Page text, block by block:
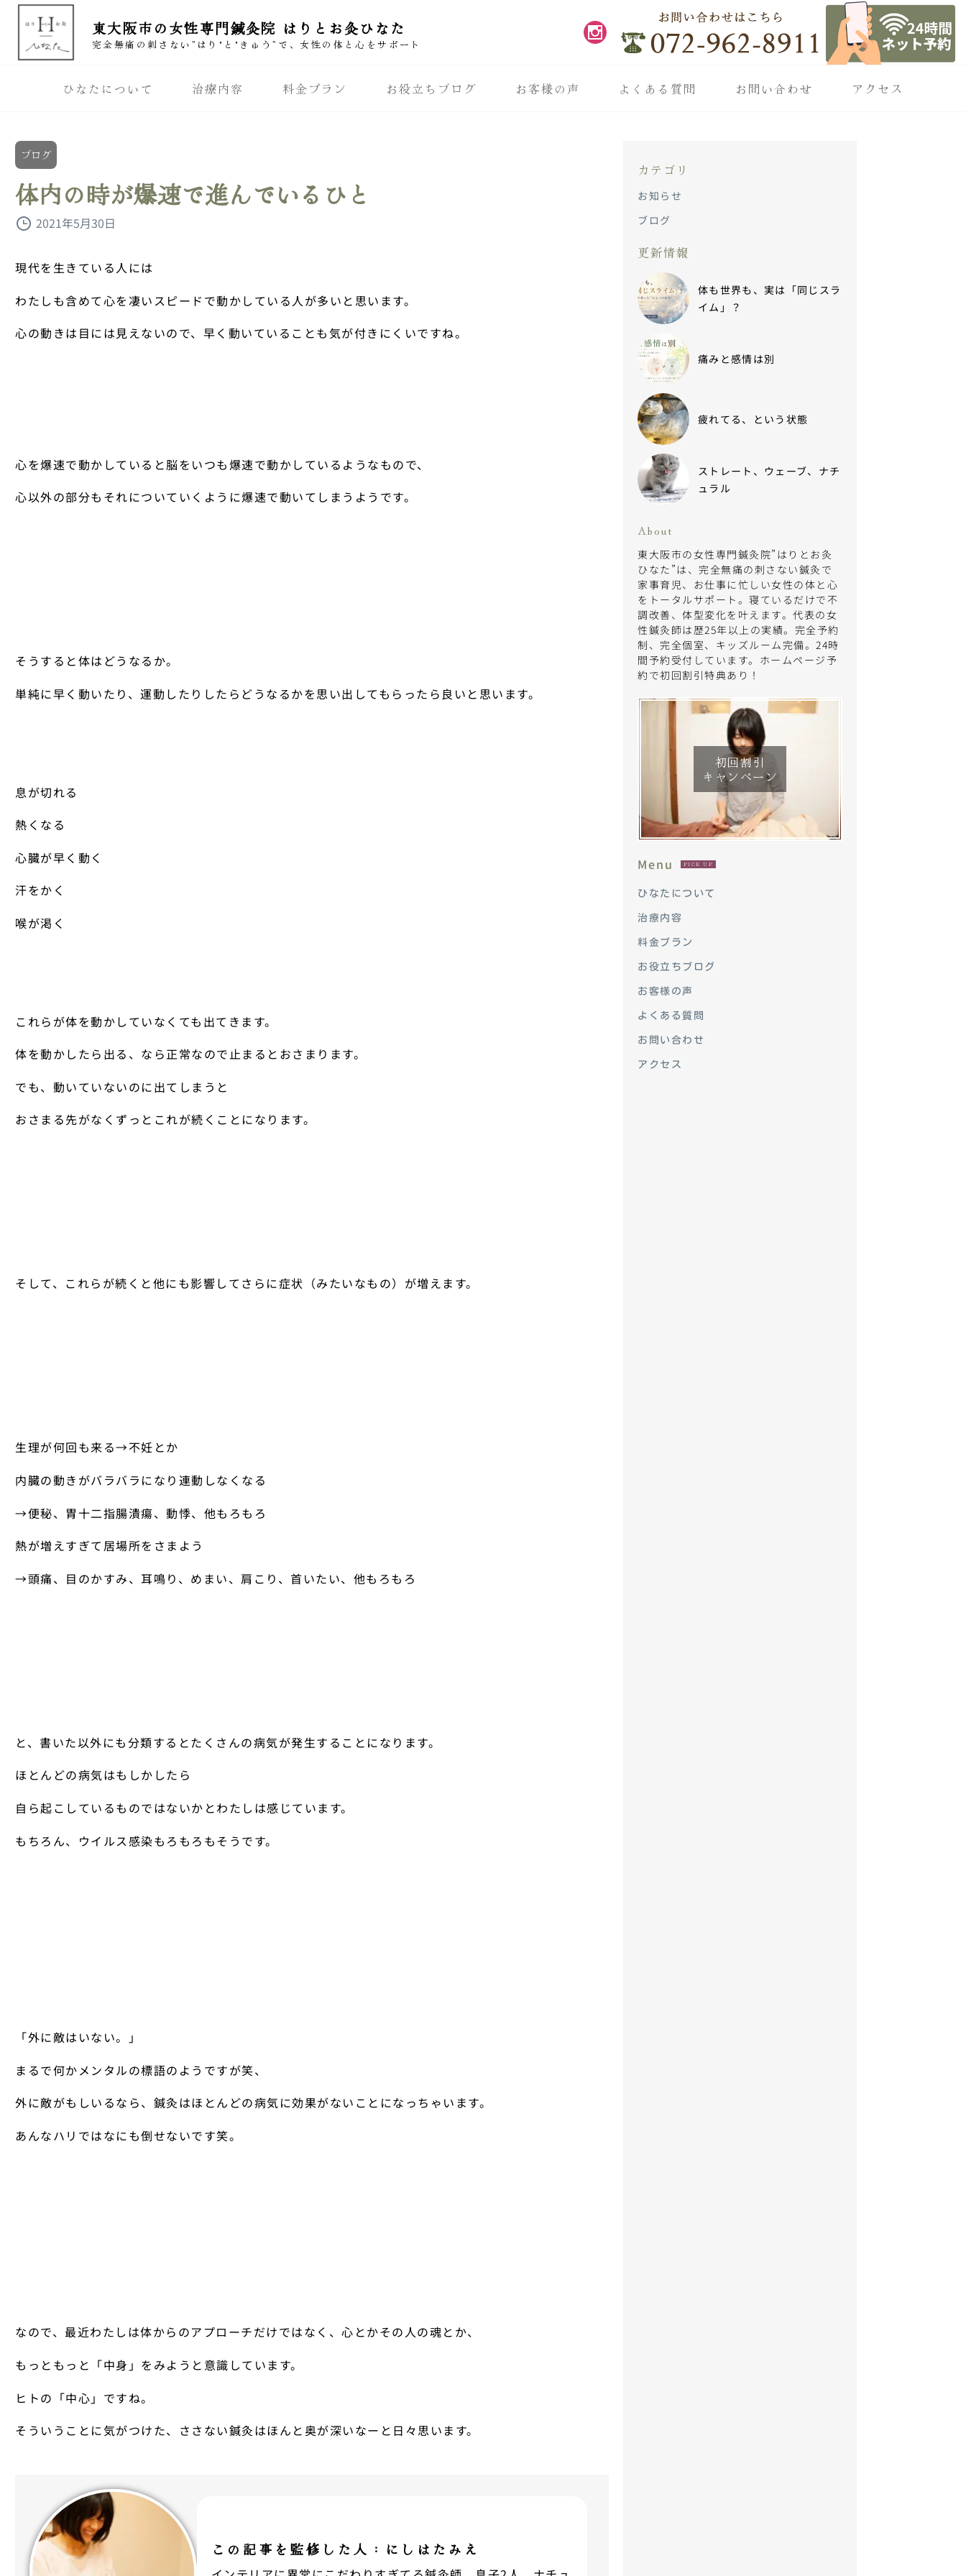
東大阪市の女性専門鍼灸院 はりとお灸ひなた
完全無痛の刺さない”はり"と"きゅう”で、女性の体と心をサポート
ひなたについて 治療内容 料金プラン お役立ちブログ お客様の声 よくある質問 お問い合わせ アクセス
ブログ
体内の時が爆速で進んでいるひと
2021年5月30日
現代を生きている人には
わたしも含めて心を凄いスピードで動かしている人が多いと思います。
心の動きは目には見えないので、早く動いていることも気が付きにくいですね。
心を爆速で動かしていると脳をいつも爆速で動かしているようなもので、
心以外の部分もそれについていくように爆速で動いてしまうようです。
そうすると体はどうなるか。
単純に早く動いたり、運動したりしたらどうなるかを思い出してもらったら良いと思います。
息が切れる
熱くなる
心臓が早く動く
汗をかく
喉が渇く
これらが体を動かしていなくても出てきます。
体を動かしたら出る、なら正常なので止まるとおさまります。
でも、動いていないのに出てしまうと
おさまる先がなくずっとこれが続くことになります。
そして、これらが続くと他にも影響してさらに症状（みたいなもの）が増えます。
生理が何回も来る→不妊とか
内臓の動きがバラバラになり連動しなくなる
→便秘、胃十二指腸潰瘍、動悸、他もろもろ
熱が増えすぎて居場所をさまよう
→頭痛、目のかすみ、耳鳴り、めまい、肩こり、首いたい、他もろもろ
と、書いた以外にも分類するとたくさんの病気が発生することになります。
ほとんどの病気はもしかしたら
自ら起こしているものではないかとわたしは感じています。
もちろん、ウイルス感染もろもろもそうです。
「外に敵はいない。」
まるで何かメンタルの標語のようですが笑、
外に敵がもしいるなら、鍼灸はほとんどの病気に効果がないことになっちゃいます。
あんなハリではなにも倒せないです笑。
なので、最近わたしは体からのアプローチだけではなく、心とかその人の魂とか、
もっともっと「中身」をみようと意識しています。
ヒトの「中心」ですね。
そういうことに気がつけた、ささない鍼灸はほんと奥が深いなーと日々思います。
この記事を監修した人：にしはたみえ
カテゴリ
お知らせ
ブログ
更新情報
体も世界も、実は「同じスラ
イム」？
痛みと感情は別
疲れてる、という状態
ストレート、ウェーブ、ナチ
ュラル
About
東大阪市の女性専門鍼灸院”はりとお灸
ひなた”は、完全無痛の刺さない鍼灸で
家事育児、お仕事に忙しい女性の体と心
をトータルサポート。寝ているだけで不
調改善、体型変化を叶えます。代表の女
性鍼灸師は歴25年以上の実績。完全予約
制、完全個室、キッズルーム完備。24時
間予約受付しています。ホームページ予
約で初回割引特典あり！
初回割引
キャンペーン
Menu PICK UP
ひなたについて
治療内容
料金プラン
お役立ちブログ
お客様の声
よくある質問
お問い合わせ
アクセス